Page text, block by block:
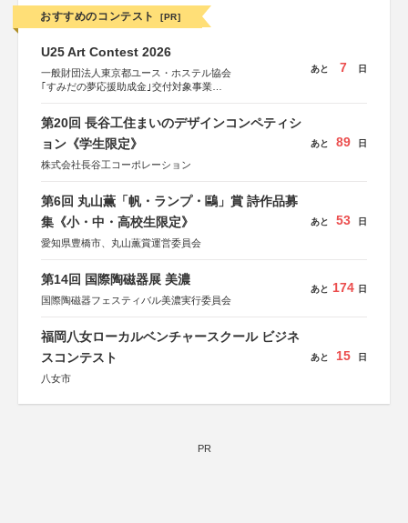
おすすめのコンテスト [PR]
U25 Art Contest 2026
一般財団法人東京都ユース・ホステル協会
｢すみだの夢応援助成金｣交付対象事業
あと 7 日
第20回 長谷工住まいのデザインコンペティシ
ョン《学生限定》
株式会社長谷工コーポレーション
あと 89 日
第6回 丸山薫「帆・ランプ・鷗」賞 詩作品募
集《小・中・高校生限定》
愛知県豊橋市、丸山薫賞運営委員会
あと 53 日
第14回 国際陶磁器展 美濃
国際陶磁器フェスティバル美濃実行委員会
あと 174 日
福岡八女ローカルベンチャースクール ビジネ
スコンテスト
八女市
あと 15 日
PR